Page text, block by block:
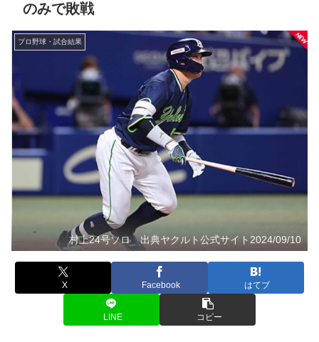
のみで敗戦
プロ野球・試合結果
村上24号ソロ 出典ヤクルト公式サイト2024/09/10
X Facebook はてブ
LINE コピー